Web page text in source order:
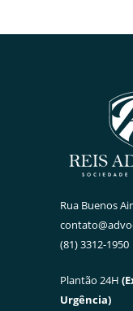
Rua Buenos
(81) 3312-
Plantão 24H
Urgência)